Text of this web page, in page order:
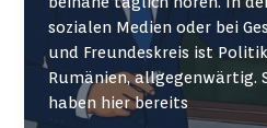
sozialen Medien oder bei
und Freundeskreis ist
Rumänien, allgegenwärtig.
haben hier bereits